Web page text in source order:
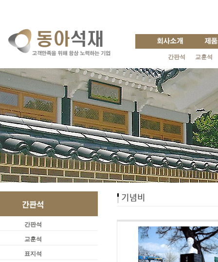
간판석 교훈석
간판석
교훈석
표지석